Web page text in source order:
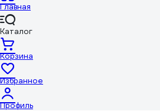
Главная
Каталог
Корзина
Избранное
Профиль